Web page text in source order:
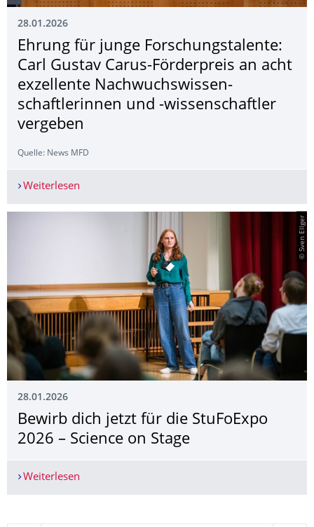
28.01.2026
Ehrung für junge Forschungstalente:
Carl Gustav Carus-Förderpreis an acht
exzellente Nachwuchswissen­
schaftlerinnen und -wissenschaftler
vergeben
Quelle: News MFD
Weiterlesen
© Sven Ellger
28.01.2026
Bewirb dich jetzt für die StuFoExpo
2026 – Science on Stage
Weiterlesen